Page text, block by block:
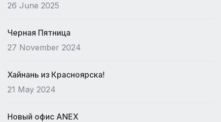
26 June 2025
Черная Пятница
27 November 2024
Хайнань из Красноярска!
21 May 2024
Новый офис ANEX